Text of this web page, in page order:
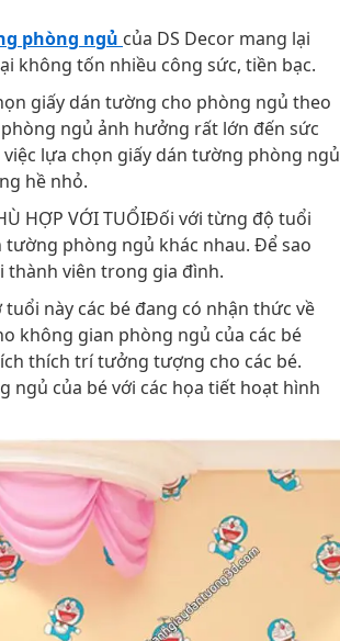
phòng ngủ của DS Decor mang lại
không tốn nhiều công sức, tiền bạc.
giấy dán tường cho phòng ngủ theo
ngủ ảnh hưởng rất lớn đến sức
lựa chọn giấy dán tường phòng ngủ
hề nhỏ.
HỢP VỚI TUỔIĐối với từng độ tuổi
phòng ngủ khác nhau. Để sao
thành viên trong gia đình.
này các bé đang có nhận thức về
không gian phòng ngủ của các bé
thích trí tưởng tượng cho các bé.
ngủ của bé với các họa tiết hoạt hình